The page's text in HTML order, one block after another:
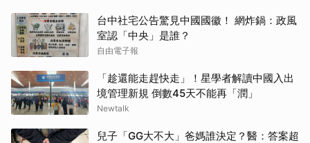
台中社宅公告驚見中國國徽！ 網炸鍋：政風
室認「中央」是誰？
自由電子報
「趁還能走趕快走」！星學者解讀中國入出
境管理新規 倒數45天不能再「潤」
Newtalk
兒子「GG大不大」爸媽誰決定？醫：答案超